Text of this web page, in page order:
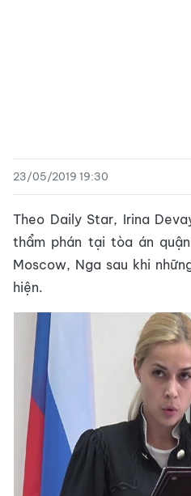
23/05/2019 19:30
Theo Daily Star, Irina
thẩm phán tại tòa án
Moscow, Nga sau khi
hiện.